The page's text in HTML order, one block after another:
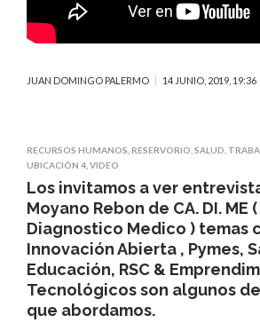
JUAN DOMINGO PALERMO 14 JUNIO, 2019, 19:36
RECURSOS HUMANOS RESERVORIO SALUD
UBICACIÓN 4 VIDEO
Los invitamos a ver
Moyano Rebon de CA. DI. ME
Diagnostico Medico ) temas
Innovación Abierta , Pymes,
Educación, RSC &
Tecnológicos son algunos
que abordamos.